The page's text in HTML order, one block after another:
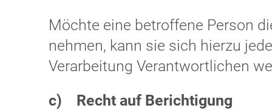
Möchte eine betroffene Person
nehmen, kann sie sich hierzu
Verarbeitung Verantwortlichen
c) Recht auf Berichtigung